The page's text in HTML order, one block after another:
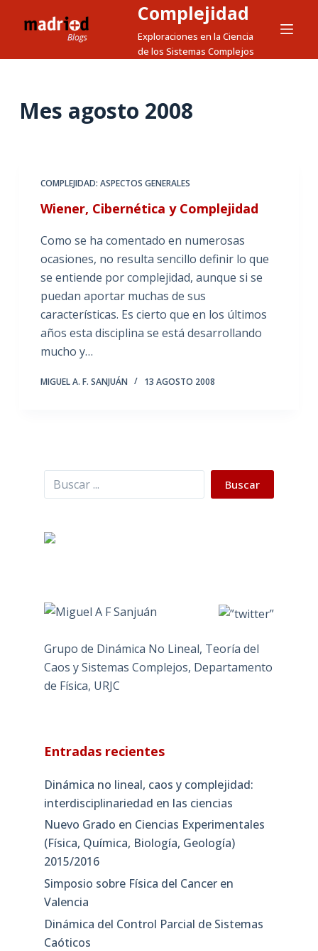
Complejidad
Exploraciones en la Ciencia
de los Sistemas Complejos
Mes agosto 2008
COMPLEJIDAD: ASPECTOS GENERALES
Wiener, Cibernética y Complejidad
Como se ha comentado en numerosas
ocasiones, no resulta sencillo definir lo que
se entiende por complejidad, aunque si se
puedan aportar muchas de sus
características. Es cierto que en los últimos
años esta disciplina se está desarrollando
mucho y…
MIGUEL A. F. SANJUÁN 13 AGOSTO 2008
Buscar Buscar
Grupo de Dinámica No Lineal, Teoría del
Caos y Sistemas Complejos, Departamento
de Física, URJC
Entradas recientes
Dinámica no lineal, caos y complejidad:
interdisciplinariedad en las ciencias
Nuevo Grado en Ciencias Experimentales
(Física, Química, Biología, Geología)
2015/2016
Simposio sobre Física del Cancer en
Valencia
Dinámica del Control Parcial de Sistemas
Caóticos